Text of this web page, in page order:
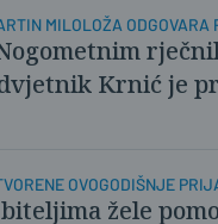
MILOLOŽA ODGOVARA
Krnić je
OVOGODIŠNJE
žele